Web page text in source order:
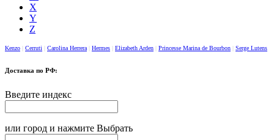
X
Y
Z
Kenzo Cerruti Carolina Herrera Hermes Elizabeth Arden Princesse Marina de Bourbon Serge Lutens
Доставка по РФ:
Введите индекс
или город и нажмите Выбрать